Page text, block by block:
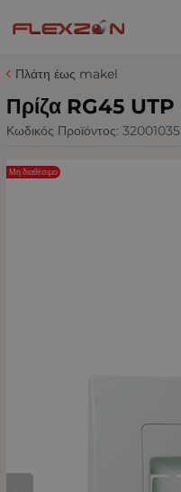
Πλάτη έως makel
Πρίζα RG45 UTP
Κωδικός Προϊόντος: 32001035
Μη διαθέσιμο